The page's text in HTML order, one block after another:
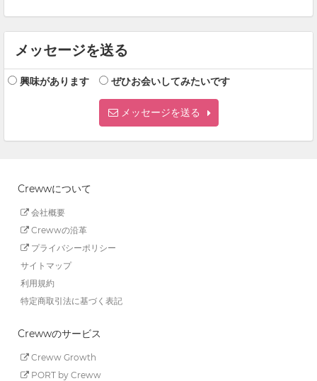
メッセージを送る
興味があります ぜひお会いしてみたいです
メッセージを送る
Crewwについて
会社概要
Crewwの沿革
プライバシーポリシー
サイトマップ
利用規約
特定商取引法に基づく表記
Crewwのサービス
Creww Growth
PORT by Creww